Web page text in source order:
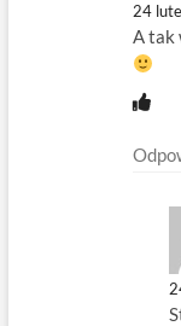
24
A tak